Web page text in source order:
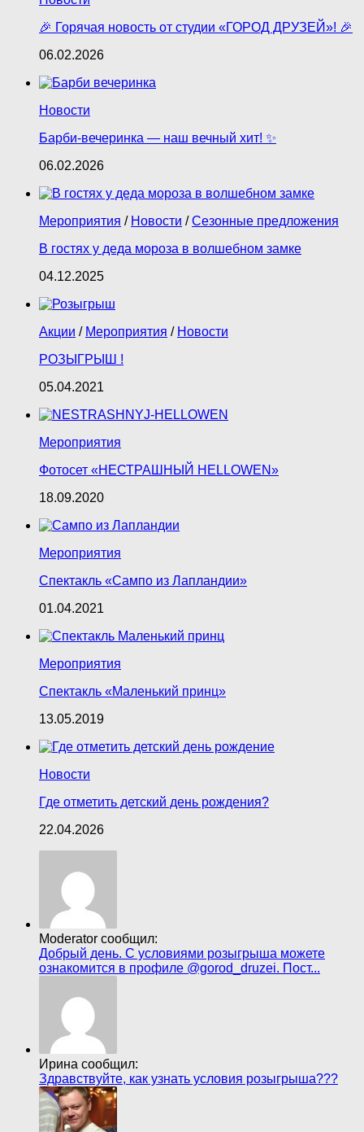
🎉 Горячая новость от студии «ГОРОД ДРУЗЕЙ»! 🎉
06.02.2026
Новости
Барби‑вечеринка — наш вечный хит! ✨
06.02.2026
Мероприятия / Новости /Сезонные предложения
В гостях у деда мороза в волшебном замке
04.12.2025
Акции / Мероприятия / Новости
РОЗЫГРЫШ !
05.04.2021
Мероприятия
Фотосет «НЕСТРАШНЫЙ HELLOWEN»
18.09.2020
Мероприятия
Спектакль «Сампо из Лапландии»
01.04.2021
Мероприятия
Спектакль «Маленький принц»
13.05.2019
Новости
Где отметить детский день рождения?
22.04.2026
Moderator сообщил:
Добрый день. С условиями розыгрыша можете
ознакомится в профиле @gorod_druzei. Пост...
Ирина сообщил:
Здравствуйте, как узнать условия розыгрыша???